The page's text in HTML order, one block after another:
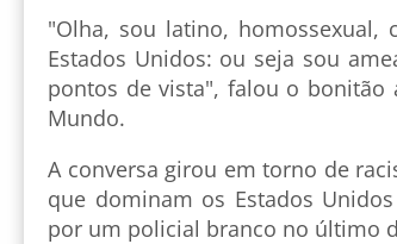
"Olha, sou latino, homossexual,
Estados Unidos: ou seja sou
pontos de vista", falou o bonitão
Mundo.
A conversa girou em torno de
que dominam os Estados
por um policial branco no último